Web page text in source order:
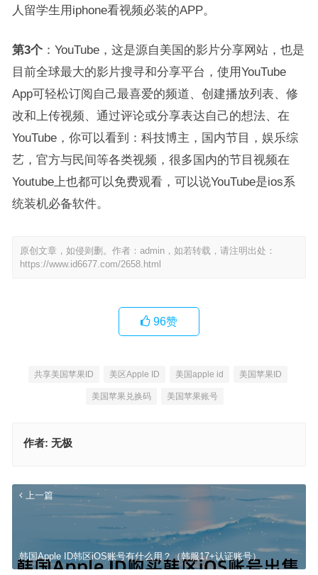
人留学生用iphone看视频必装的APP。
第3个：YouTube，这是源自美国的影片分享网站，也是
目前全球最大的影片搜寻和分享平台，使用YouTube
App可轻松订阅自己最喜爱的频道、创建播放列表、修
改和上传视频、通过评论或分享表达自己的想法、在
YouTube，你可以看到：科技博主，国内节目，娱乐综
艺，官方与民间等各类视频，很多国内的节目视频在
Youtube上也都可以免费观看，可以说YouTube是ios系
统装机必备软件。
原创文章，如侵则删。作者：admin，如若转载，请注明出处：
https://www.id6677.com/2658.html
96赞
共享美国苹果ID 美区Apple ID 美国apple id 美国苹果ID
美国苹果兑换码 美国苹果账号
作者: 无极
上一篇
韩国Apple ID韩区iOS账号有什么用？（韩服17+认证账号）